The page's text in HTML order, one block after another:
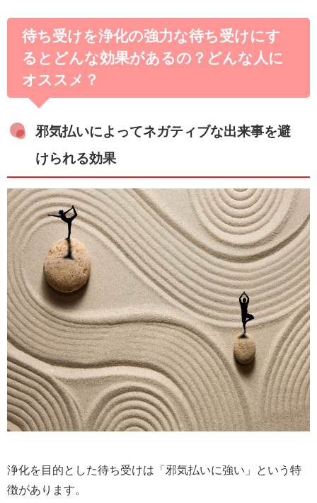
待ち受けを浄化の強力な待ち受けにす
るとどんな効果があるの？どんな人に
オススメ？
邪気払いによってネガティブな出来事を避
けられる効果
浄化を目的とした待ち受けは「邪気払いに強い」という特
徴があります。